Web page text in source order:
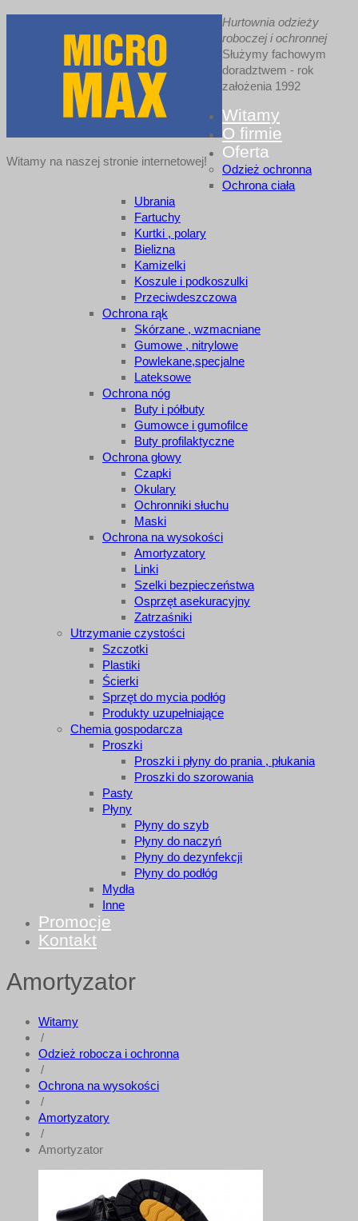
Witamy na naszej stronie internetowej!
Hurtownia odzieży
roboczej i ochronnej
Służymy fachowym
doradztwem - rok
założenia 1992
Witamy
O firmie
Oferta
Odzież ochronna
Ochrona ciała
Ubrania
Fartuchy
Kurtki , polary
Bielizna
Kamizelki
Koszule i podkoszulki
Przeciwdeszczowa
Ochrona rąk
Skórzane , wzmacniane
Gumowe , nitrylowe
Powlekane,specjalne
Lateksowe
Ochrona nóg
Buty i półbuty
Gumowce i gumofilce
Buty profilaktyczne
Ochrona głowy
Czapki
Okulary
Ochronniki słuchu
Maski
Ochrona na wysokości
Amortyzatory
Linki
Szelki bezpieczeństwa
Osprzęt asekuracyjny
Zatrzaśniki
Utrzymanie czystości
Szczotki
Plastiki
Ścierki
Sprzęt do mycia podłóg
Produkty uzupełniające
Chemia gospodarcza
Proszki
Proszki i płyny do prania , płukania
Proszki do szorowania
Pasty
Płyny
Płyny do szyb
Płyny do naczyń
Płyny do dezynfekcji
Płyny do podłóg
Mydła
Inne
Promocje
Kontakt
Amortyzator
Witamy
/
Odzież robocza i ochronna
/
Ochrona na wysokości
/
Amortyzatory
/
Amortyzator